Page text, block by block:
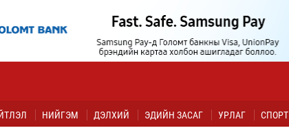
НИЙГЭМ ДЭЛХИЙ ЭДИЙН ЗАСАГ УРЛАГ СПОРТ